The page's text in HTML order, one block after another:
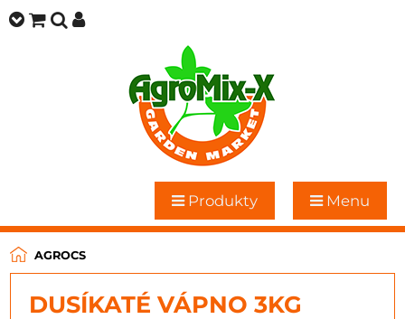
Produkty Menu
AGROCS
DUSÍKATÉ VÁPNO 3KG